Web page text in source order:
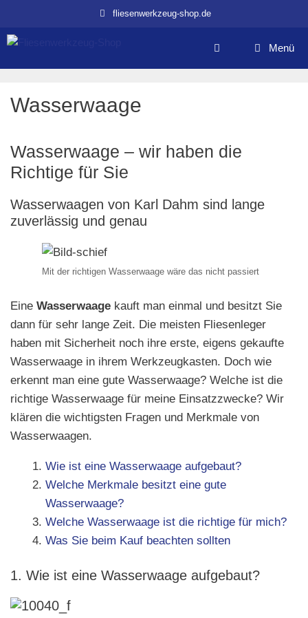
springen
fliesenwerkzeug-shop.de
Menü
Wasserwaage
Wasserwaage – wir haben die
Richtige für Sie
Wasserwaagen von Karl Dahm sind lange
zuverlässig und genau
Mit der richtigen Wasserwaage wäre das nicht passiert
Eine Wasserwaage kauft man einmal und besitzt Sie
dann für sehr lange Zeit. Die meisten Fliesenleger
haben mit Sicherheit noch ihre erste, eigens gekaufte
Wasserwaage in ihrem Werkzeugkasten. Doch wie
erkennt man eine gute Wasserwaage? Welche ist die
richtige Wasserwaage für meine Einsatzzwecke? Wir
klären die wichtigsten Fragen und Merkmale von
Wasserwaagen.
Wie ist eine Wasserwaage aufgebaut?
Welche Merkmale besitzt eine gute
Wasserwaage?
Welche Wasserwaage ist die richtige für mich?
Was Sie beim Kauf beachten sollten
1. Wie ist eine Wasserwaage aufgebaut?